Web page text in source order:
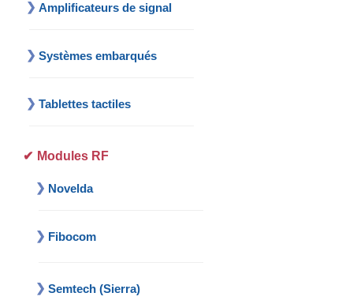
Amplificateurs de signal
Systèmes embarqués
Tablettes tactiles
Modules RF
Novelda
Fibocom
Semtech (Sierra)